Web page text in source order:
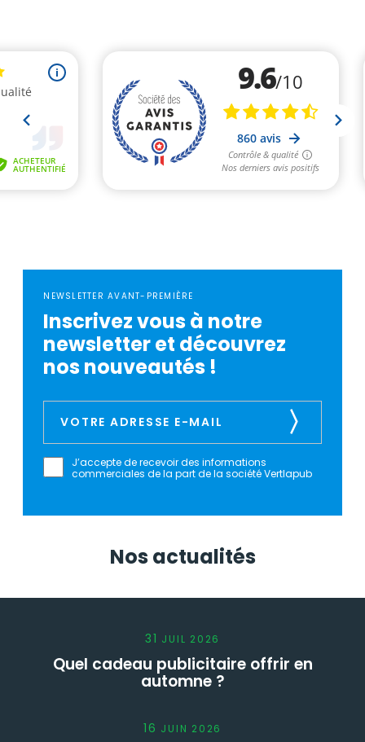
NEWSLETTER AVANT-PREMIÈRE
Inscrivez vous à notre
newsletter et découvrez
nos nouveautés !
J’accepte de recevoir des informations
commerciales de la part de la société Vertlapub
Nos actualités
31 JUIL 2026
Quel cadeau publicitaire offrir en
automne ?
16 JUIN 2026